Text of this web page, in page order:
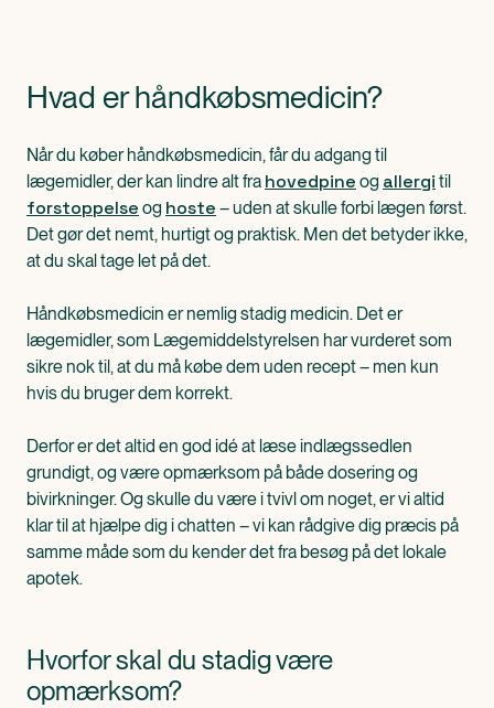
Hvad er håndkøbsmedicin?
Når du køber håndkøbsmedicin, får du adgang til
lægemidler, der kan lindre alt fra hovedpine og allergi til
forstoppelse og hoste – uden at skulle forbi lægen først.
Det gør det nemt, hurtigt og praktisk. Men det betyder ikke,
at du skal tage let på det.
Håndkøbsmedicin er nemlig stadig medicin. Det er
lægemidler, som Lægemiddelstyrelsen har vurderet som
sikre nok til, at du må købe dem uden recept – men kun
hvis du bruger dem korrekt.
Derfor er det altid en god idé at læse indlægssedlen
grundigt, og være opmærksom på både dosering og
bivirkninger. Og skulle du være i tvivl om noget, er vi altid
klar til at hjælpe dig i chatten – vi kan rådgive dig præcis på
samme måde som du kender det fra besøg på det lokale
apotek.
Hvorfor skal du stadig være
opmærksom?